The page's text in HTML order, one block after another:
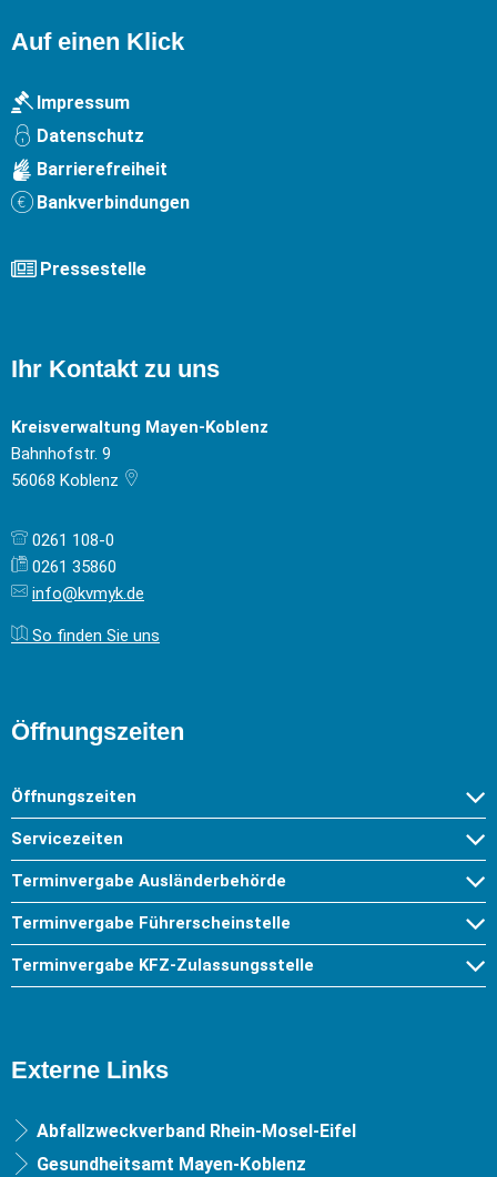
Auf einen Klick
Impressum
Datenschutz
Barrierefreiheit
Bankverbindungen
Pressestelle
Ihr Kontakt zu uns
Kreisverwaltung Mayen-Koblenz
Bahnhofstr. 9
56068 Koblenz
0261 108-0
0261 35860
info@kvmyk.de
So finden Sie uns
Öffnungszeiten
Öffnungszeiten
Servicezeiten
Terminvergabe Ausländerbehörde
Terminvergabe Führerscheinstelle
Terminvergabe KFZ-Zulassungsstelle
Externe Links
Abfallzweckverband Rhein-Mosel-Eifel
Gesundheitsamt Mayen-Koblenz